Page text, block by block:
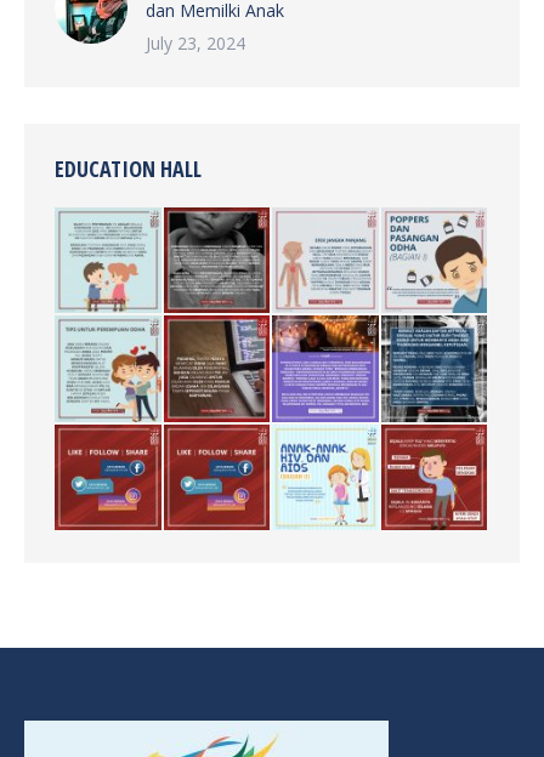
dan Memilki Anak
July 23, 2024
EDUCATION HALL